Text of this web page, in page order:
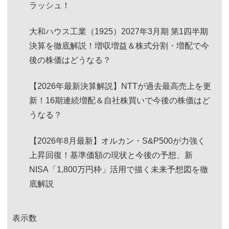
ラッシュ！
大和ハウス工業（1925）2027年3月期 第1四半期
決算を徹底解説！増収増益＆株式分割・増配で今
後の株価はどうなる？
【2026年最新決算解説】NTTが過去最高売上を更
新！16期連続増配＆自社株買いで今後の株価はど
うなる？
【2026年8月最新】オルカン・S&P500が力強く
上昇回復！基準価額の現状と今後の予想、新
NISA「1,800万円枠」活用で描く未来予想図を徹
底解説
表示数